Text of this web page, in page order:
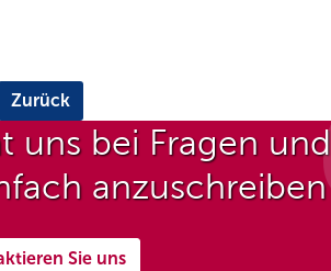
Zurück
uns bei Fragen und
anzuschreiben
Sie uns